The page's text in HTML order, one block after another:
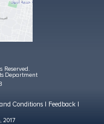
Reserved.
Department
Conditions | Feedback |
2017